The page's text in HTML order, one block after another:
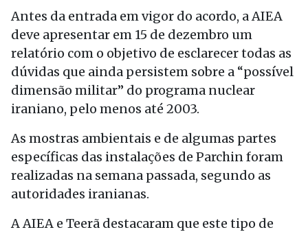
Antes da entrada em vigor do acordo, a AIEA
deve apresentar em 15 de dezembro um
relatório com o objetivo de esclarecer todas as
dúvidas que ainda persistem sobre a “possível
dimensão militar” do programa nuclear
iraniano, pelo menos até 2003.
As mostras ambientais e de algumas partes
específicas das instalações de Parchin foram
realizadas na semana passada, segundo as
autoridades iranianas.
A AIEA e Teerã destacaram que este tipo de